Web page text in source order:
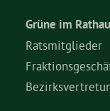
Grüne im
Ratsmitglieder